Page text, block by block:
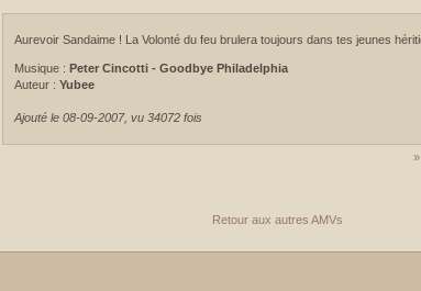
Aurevoir Sandaime ! La Volonté du feu brulera toujours dans tes jeunes
Musique : Peter Cincotti - Goodbye Philadelphia
Auteur : Yubee
Ajouté le 08-09-2007, vu 34072 fois
Retour aux autres AMVs